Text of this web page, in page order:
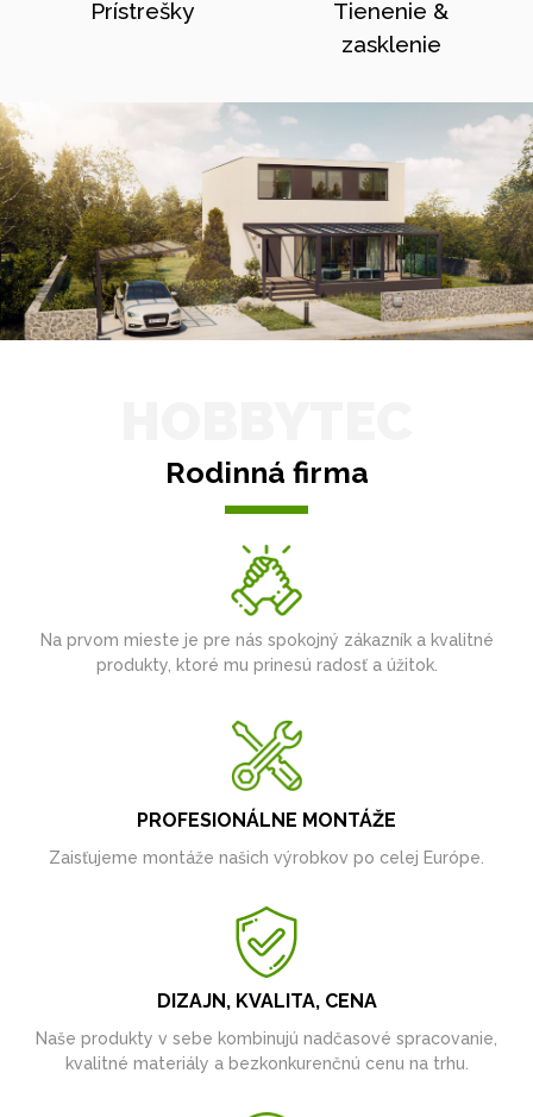
Prístrešky
Tienenie &
zasklenie
Rodinná firma
Na prvom mieste je pre nás spokojný zákazník a kvalitné
produkty, ktoré mu prinesú radosť a úžitok.
PROFESIONÁLNE MONTÁŽE
Zaisťujeme montáže našich výrobkov po celej Európe.
DIZAJN, KVALITA, CENA
Naše produkty v sebe kombinujú nadčasové spracovanie,
kvalitné materiály a bezkonkurenčnú cenu na trhu.